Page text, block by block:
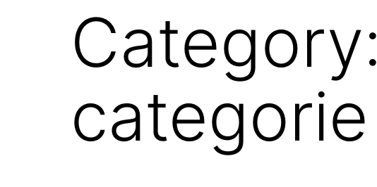
Category:
categorie